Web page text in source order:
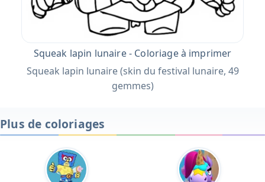
Squeak lapin lunaire - Coloriage à imprimer
Squeak lapin lunaire (skin du festival lunaire, 49
gemmes)
Plus de coloriages